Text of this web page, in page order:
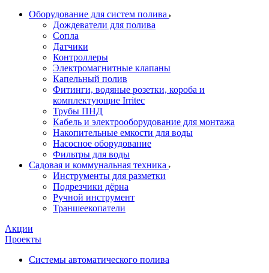
Оборудование для систем полива
Дождеватели для полива
Сопла
Датчики
Контроллеры
Электромагнитные клапаны
Капельный полив
Фитинги, водяные розетки, короба и
комплектующие Irritec
Трубы ПНД
Кабель и электрооборудование для монтажа
Накопительные емкости для воды
Насосное оборудование
Фильтры для воды
Садовая и коммунальная техника
Инструменты для разметки
Подрезчики дёрна
Ручной инструмент
Траншеекопатели
Акции
Проекты
Системы автоматического полива